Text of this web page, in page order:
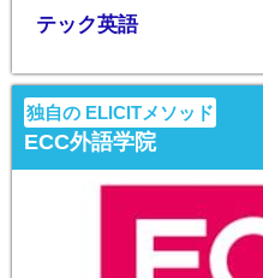
テック英語
独自の ELICITメソッド
ECC外語学院